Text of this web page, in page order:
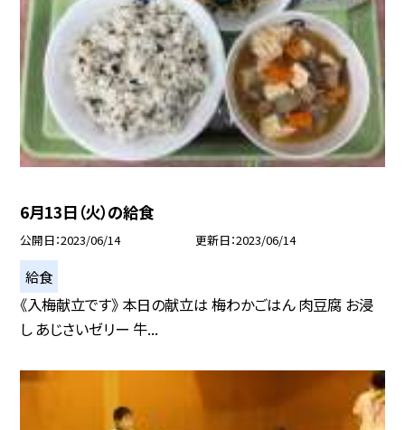
6月13日（火）の給食
公開日 2023/06/14 更新日 2023/06/14
給食
《入梅献立です》 本日の献立は 梅わかごはん 肉豆腐 お浸
し あじさいゼリー 牛...